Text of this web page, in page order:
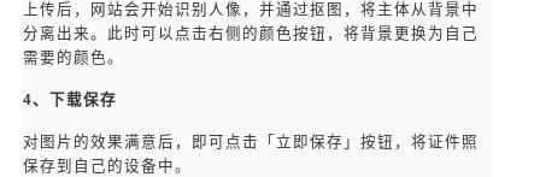
上传后，网站会开始识别人像，并通过抠图，将主体从背景中
分离出来。此时可以点击右侧的颜色按钮，将背景更换为自己
需要的颜色。
4、下载保存
对图片的效果满意后，即可点击「立即保存」按钮，将证件照
保存到自己的设备中。